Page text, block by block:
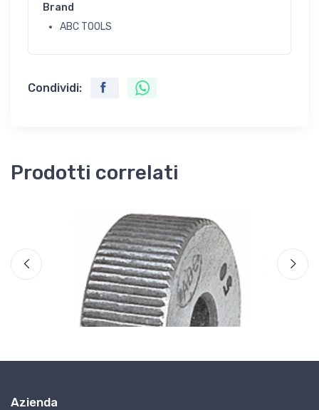
Brand
ABC TOOLS
Condividi:
Prodotti correlati
Azienda